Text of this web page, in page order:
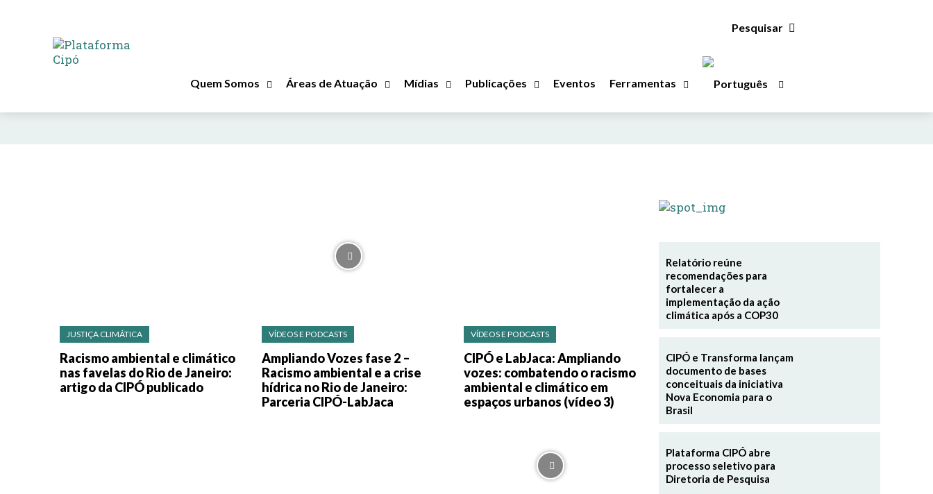
Pesquisar
Quem Somos Áreas de Atuação Mídias Publicações Eventos Ferramentas
RESULTADOS POR TAG :
racismo climático
JUSTIÇA CLIMÁTICA
Racismo ambiental e climático
nas favelas do Rio de Janeiro:
artigo da CIPÓ publicado
VÍDEOS E PODCASTS
Ampliando Vozes fase 2 –
Racismo ambiental e a crise
hídrica no Rio de Janeiro:
Parceria CIPÓ-LabJaca
VÍDEOS E PODCASTS
CIPÓ e LabJaca: Ampliando
vozes: combatendo o racismo
ambiental e climático em
espaços urbanos (vídeo 3)
Relatório reúne
recomendações para
fortalecer a
implementação da ação
climática após a COP30
CIPÓ e Transforma lançam
documento de bases
conceituais da iniciativa
Nova Economia para o
Brasil
Plataforma CIPÓ abre
processo seletivo para
Diretoria de Pesquisa